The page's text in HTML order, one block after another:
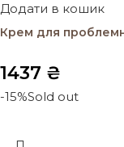
Додати в кошик
Крем для
1437 ₴
-15%Sold out